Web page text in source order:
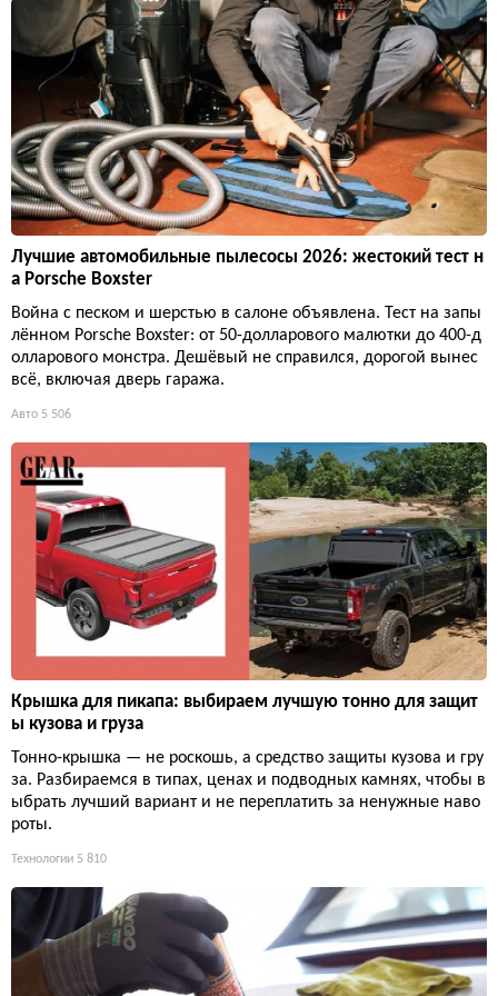
Лучшие автомобильные пылесосы 2026: жестокий тест н
а Porsche Boxster
Война с песком и шерстью в салоне объявлена. Тест на запы
лённом Porsche Boxster: от 50-долларового малютки до 400-д
олларового монстра. Дешёвый не справился, дорогой вынес
всё, включая дверь гаража.
Авто 5 506
Крышка для пикапа: выбираем лучшую тонно для защит
ы кузова и груза
Тонно-крышка — не роскошь, а средство защиты кузова и гру
за. Разбираемся в типах, ценах и подводных камнях, чтобы в
ыбрать лучший вариант и не переплатить за ненужные наво
роты.
Технологии 5 810